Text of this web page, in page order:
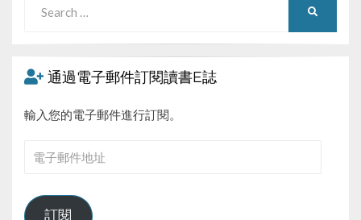
for:
通過電子郵件訂閱讀書E誌
輸入您的電子郵件進行訂閱。
件
訂閱